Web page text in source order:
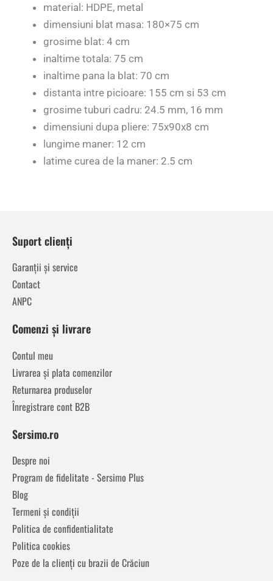
material: HDPE, metal
dimensiuni blat masa: 180×75 cm
grosime blat: 4 cm
inaltime totala: 75 cm
inaltime pana la blat: 70 cm
distanta intre picioare: 155 cm si 53 cm
grosime tuburi cadru: 24.5 mm, 16 mm
dimensiuni dupa pliere: 75x90x8 cm
lungime maner: 12 cm
latime curea de la maner: 2.5 cm
Suport clienți
Garanții și service
Contact
ANPC
Comenzi și livrare
Contul meu
Livrarea și plata comenzilor
Returnarea produselor
Înregistrare cont B2B
Sersimo.ro
Despre noi
Program de fidelitate - Sersimo Plus
Blog
Termeni și condiții
Politica de confidentialitate
Politica cookies
Poze de la clienți cu brazii de Crăciun